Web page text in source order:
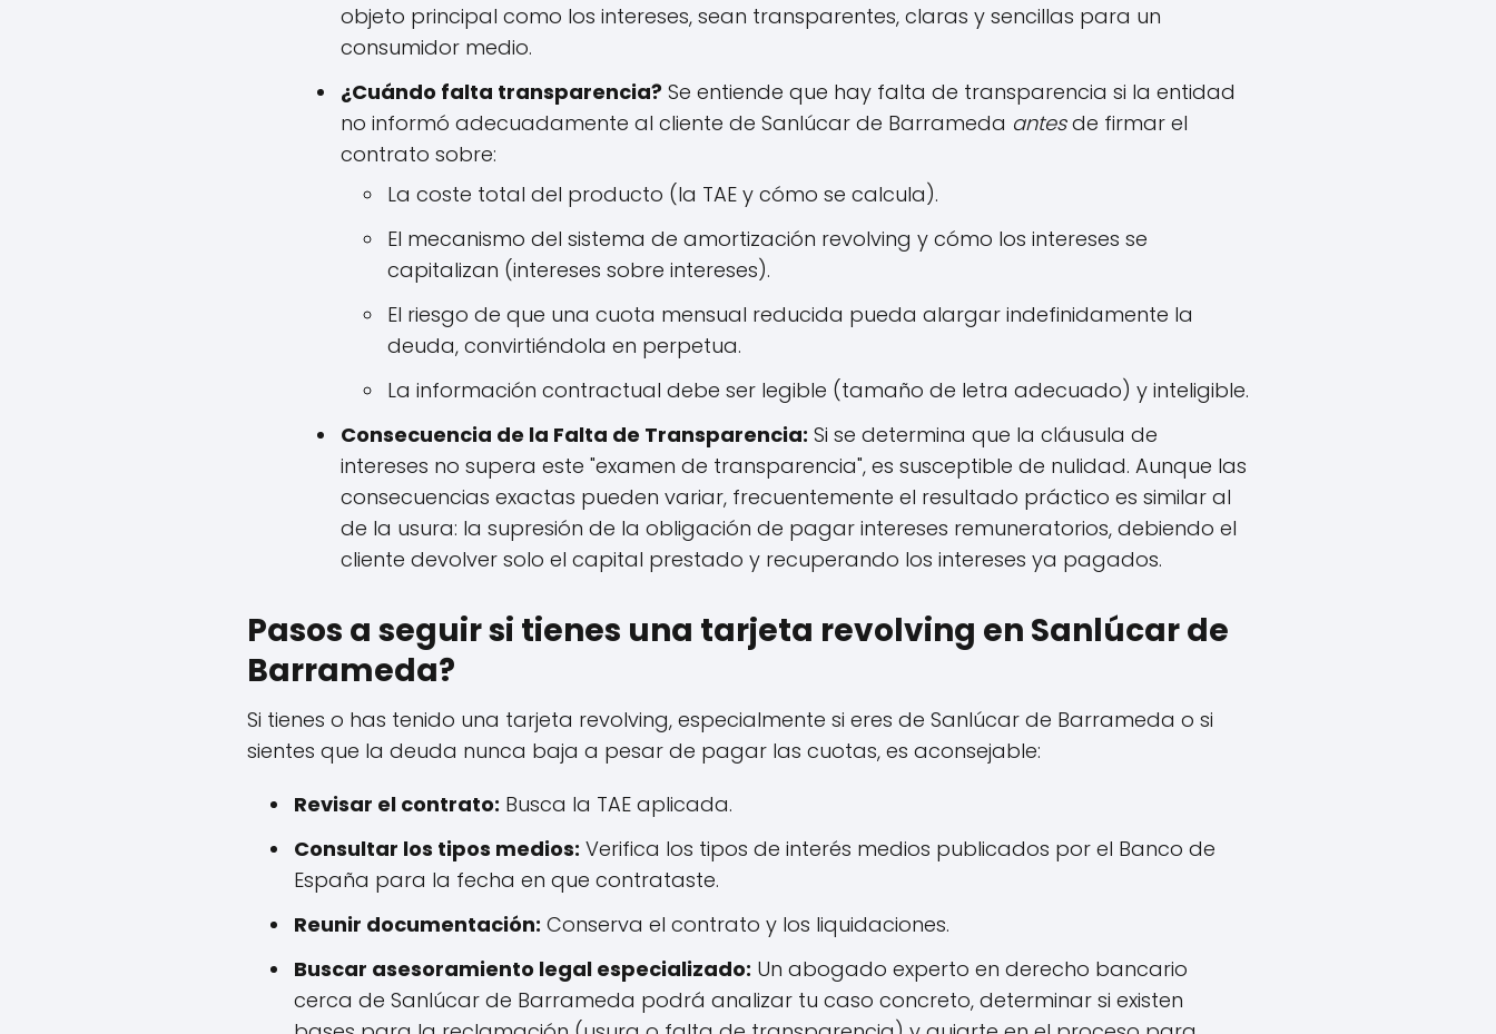
objeto principal como los intereses, sean transparentes, claras y sencillas para un
consumidor medio.
¿Cuándo falta transparencia? Se entiende que hay falta de transparencia si la entidad
no informó adecuadamente al cliente de Sanlúcar de Barrameda antesde firmar el
contrato sobre:
La coste total del producto (la TAE y cómo se calcula).
El mecanismo del sistema de amortización revolving y cómo los intereses se
capitalizan (intereses sobre intereses).
El riesgo de que una cuota mensual reducida pueda alargar indefinidamente la
deuda, convirtiéndola en perpetua.
La información contractual debe ser legible (tamaño de letra adecuado) y inteligible.
Consecuencia de la Falta de Transparencia: Si se determina que la cláusula de
intereses no supera este "examen de transparencia", es susceptible de nulidad. Aunque las
consecuencias exactas pueden variar, frecuentemente el resultado práctico es similar al
de la usura: la supresión de la obligación de pagar intereses remuneratorios, debiendo el
cliente devolver solo el capital prestado y recuperando los intereses ya pagados.
Pasos a seguir si tienes una tarjeta revolving en Sanlúcar de
Barrameda?
Si tienes o has tenido una tarjeta revolving, especialmente si eres de Sanlúcar de Barrameda o si
sientes que la deuda nunca baja a pesar de pagar las cuotas, es aconsejable:
Revisar el contrato: Busca la TAE aplicada.
Consultar los tipos medios: Verifica los tipos de interés medios publicados por el Banco de
España para la fecha en que contrataste.
Reunir documentación: Conserva el contrato y los liquidaciones.
Buscar asesoramiento legal especializado: Un abogado experto en derecho bancario
cerca de Sanlúcar de Barrameda podrá analizar tu caso concreto, determinar si existen